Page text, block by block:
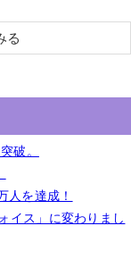
る
破。
を達成！
ス」に変わりまし